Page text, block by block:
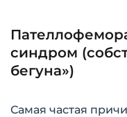
синдром
бегуна»)
Самая частая